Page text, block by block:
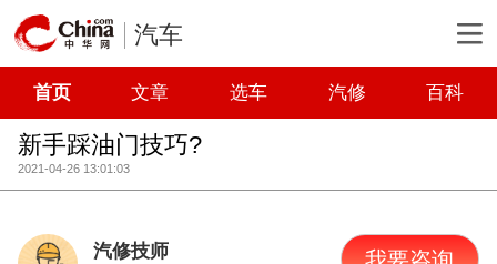
汽车
首页 文章 选车 汽修 百科
新手踩油门技巧?
2021-04-26 13:01:03
汽修技师